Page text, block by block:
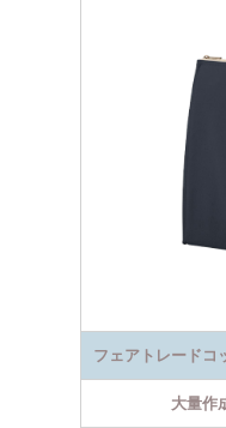
フェアトレードコ
大量作